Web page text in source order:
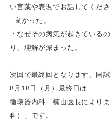
い言葉や表現でお話してくだ
良かった。
・なぜその病気が起きている
り、理解が深まった。
次回で最終回となります、国試
8月18日（月）最終日は
循環器内科 楠山医長により
科）」です。